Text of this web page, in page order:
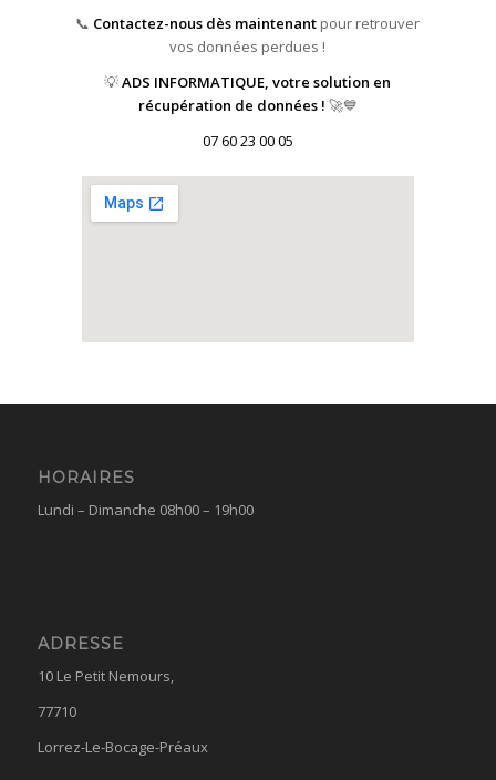
📞 Contactez-nous dès maintenant pour retrouver
vos données perdues !
💡ADS INFORMATIQUE, votre solution en
récupération de données ! 🚀💙
07 60 23 00 05
HORAIRES
Lundi – Dimanche 08h00 – 19h00
ADRESSE
10 Le Petit Nemours,
77710
Lorrez-Le-Bocage-Préaux